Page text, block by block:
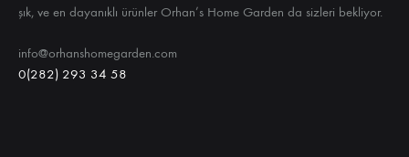
şık, ve en dayanıklı ürünler Orhan’s Home Garden da sizleri bekliyor.
info@orhanshomegarden.com
0(282) 293 34 58